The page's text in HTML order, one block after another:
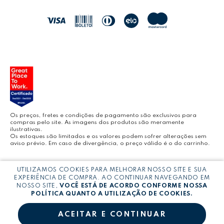
BLOG LEONORA
Os preços, fretes e condições de pagamento são exclusivos para
compras pelo site. As imagens dos produtos são meramente
ilustrativas.
Os estoques são limitados e os valores podem sofrer alterações sem
aviso prévio. Em caso de divergência, o preço válido é o do carrinho.
Copyright © LEONORA COMERCIO INTERNACIONAL LTDA - CNPJ:
03.064.692/0005-53
UTILIZAMOS COOKIES PARA MELHORAR NOSSO SITE E SUA
EXPERIÊNCIA DE COMPRA. AO CONTINUAR NAVEGANDO EM
NOSSO SITE,VOCÊ ESTÁ DE ACORDO CONFORME NOSSA
POLÍTICA QUANTO A UTILIZAÇÃO DE COOKIES.
ACEITAR E CONTINUAR